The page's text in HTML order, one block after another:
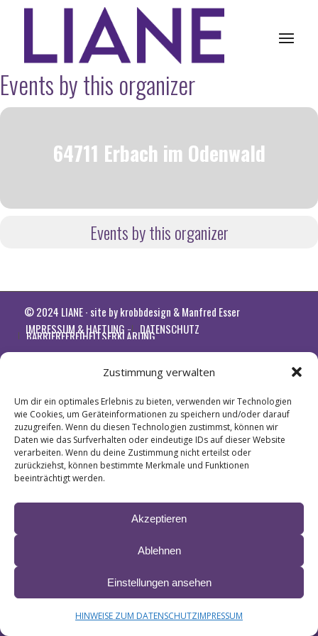
Zustimmung verwalten
Um dir ein optimales Erlebnis zu bieten, verwenden wir Technologien
wie Cookies, um Geräteinformationen zu speichern und/oder darauf
zuzugreifen. Wenn du diesen Technologien zustimmst, können wir
Daten wie das Surfverhalten oder eindeutige IDs auf dieser Website
verarbeiten. Wenn du deine Zustimmung nicht erteilst oder
zurückziehst, können bestimmte Merkmale und Funktionen
beeinträchtigt werden.
Akzeptieren
Ablehnen
Einstellungen ansehen
HINWEISE ZUM DATENSCHUTZIMPRESSUM
Events by this organizer
64711 Erbach im Odenwald
Events by this organizer
© 2024 LIANE ∙ site bykrobbdesign &Manfred Esser
IMPRESSUM & HAFTUNG
DATENSCHUTZ
BARRIEREFREIHEITSERKLÄRUNG